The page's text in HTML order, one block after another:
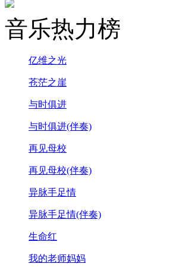
音乐热力榜
亿维之光
苍茫之崖
与时俱进
与时俱进(伴奏)
再见母校
再见母校(伴奏)
异脉手足情
异脉手足情(伴奏)
生命红
我的老师妈妈